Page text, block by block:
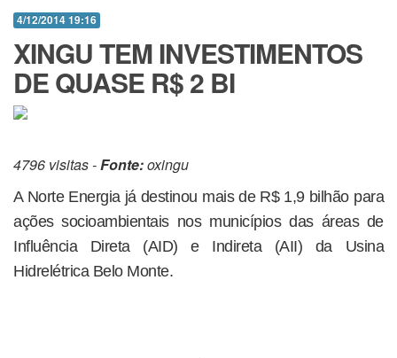
4/12/2014 19:16
XINGU TEM INVESTIMENTOS
DE QUASE R$ 2 BI
4796 visitas -Fonte:oxingu
A Norte Energia já destinou mais de R$ 1,9 bilhão para
ações socioambientais nos municípios das áreas de
Influência Direta (AID) e Indireta (AII) da Usina
Hidrelétrica Belo Monte.